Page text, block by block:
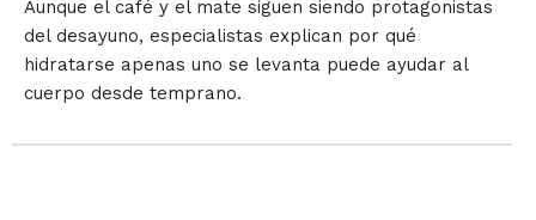
Aunque el café y el mate siguen siendo protagonistas
del desayuno, especialistas explican por qué
hidratarse apenas uno se levanta puede ayudar al
cuerpo desde temprano.